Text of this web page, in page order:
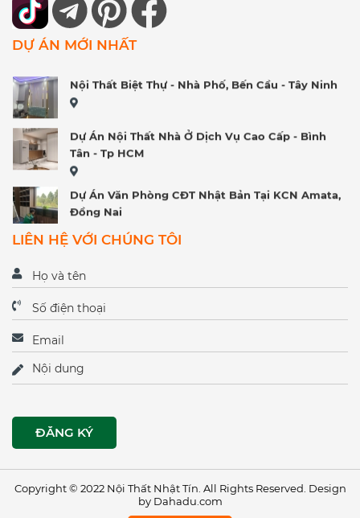
DỰ ÁN MỚI NHẤT
Giao - Tp Hồ Chí Minh
Nội Thất Biệt Thự - Nhà Phố, Bến Cầu - Tây Ninh
Dự Án Nội Thất Nhà Ở Dịch Vụ Cao Cấp - Bình
Dự Án Văn Phòng CĐT Nhật Bản Tại KCN Amata,
Đồng Nai
Nội Thất Biệt Thự Cao Cấp Tại Miền Trung
Nội Thất Văn Phòng Hiện Đại Tại Tp Hồ Chí Minh
Không Gian Nội Thất Nhà Hàng Tại Thủ Dầu Một -
Thủ Dầu Một - Bình Dương
Biệt Thự Cao Cấp Tại Phố Núi Lâm Đồng
Căn Hộ C-Skyview Chị Vy
LIÊN HỆ VỚI CHÚNG TÔI
Copyright © 2022 Nội Thất Nhật Tín. All Rights Reserved. Design
by Dahadu.com